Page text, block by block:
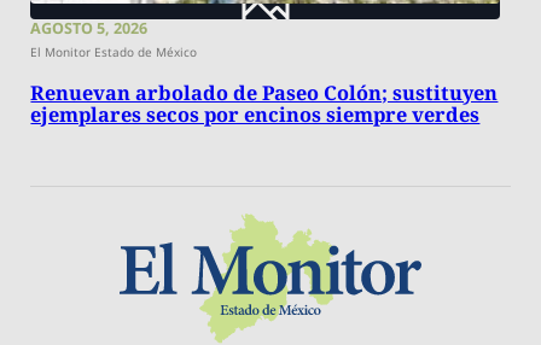
AGOSTO 5, 2026
El Monitor Estado de México
Renuevan arbolado de Paseo Colón; sustituyen
ejemplares secos por encinos siempre verdes